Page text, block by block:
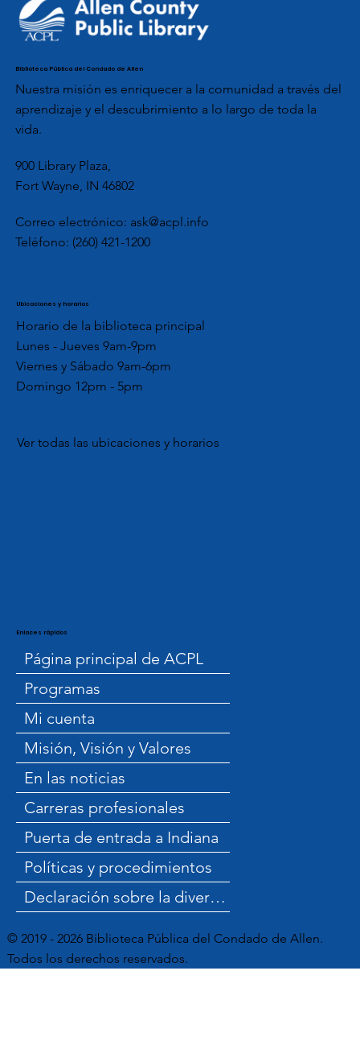
Biblioteca Pública del Condado de Allen
Nuestra misión es enriquecer a la comunidad a través del
aprendizaje y el descubrimiento a lo largo de toda la
vida.
900 Library Plaza,
Fort Wayne, IN 46802
Correo electrónico: ask@acpl.info
Teléfono: (260) 421-1200
Ubicaciones y horarios
Horario de la biblioteca principal
Lunes - Jueves 9am-9pm
Viernes y Sábado 9am-6pm
Domingo 12pm - 5pm
Ver todas las ubicaciones y horarios
Enlaces rápidos
Página principal de ACPL
Programas
Mi cuenta
Misión, Visión y Valores
En las noticias
Carreras profesionales
Puerta de entrada a Indiana
Políticas y procedimientos
Declaración sobre la diversidad
© 2019 - 2026 Biblioteca Pública del Condado de Allen.
Todos los derechos reservados.